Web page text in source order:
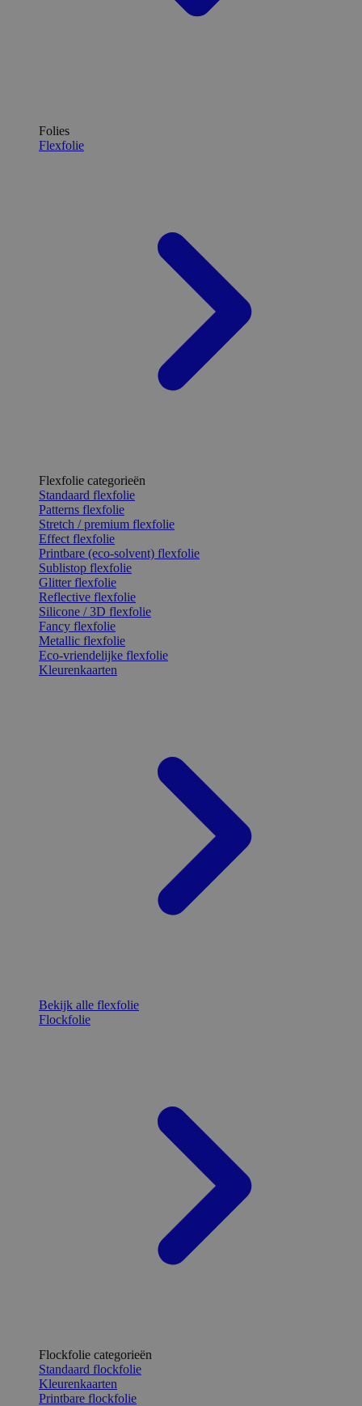
Folies
Flexfolie
Flexfolie categorieën
Standaard flexfolie
Patterns flexfolie
Stretch / premium flexfolie
Effect flexfolie
Printbare (eco-solvent) flexfolie
Sublistop flexfolie
Glitter flexfolie
Reflective flexfolie
Silicone / 3D flexfolie
Fancy flexfolie
Metallic flexfolie
Eco-vriendelijke flexfolie
Kleurenkaarten
Bekijk alle flexfolie
Flockfolie
Flockfolie categorieën
Standaard flockfolie
Kleurenkaarten
Printbare flockfolie